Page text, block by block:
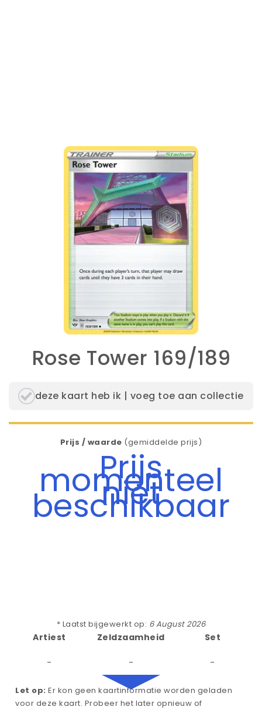
Rose Tower 169/189
deze kaart heb ik | voeg toe aan collectie
Prijs / waarde (gemiddelde prijs)
Prijs
momenteel
niet
beschikbaar
* Laatst bijgewerkt op: 6 August 2026
Artiest
-
Zeldzaamheid
-
Set
-
Let op: Er kon geen kaartinformatie worden geladen
voor deze kaart. Probeer het later opnieuw of